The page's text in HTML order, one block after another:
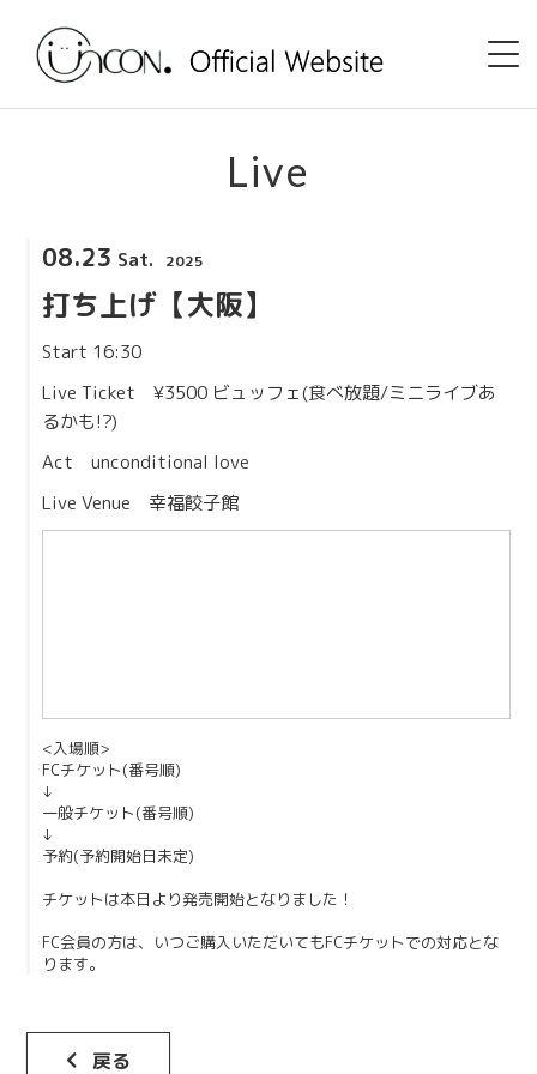
uncon. TV
Discography
Live
08.23 Sat. 2025
打ち上げ【大阪】
Start 16:30
Live Ticket ¥3500 ビュッフェ(食べ放題/ミニライブあ
るかも!?)
Act unconditional love
Live Venue 幸福餃子館
<入場順>
FCチケット(番号順)
↓
一般チケット(番号順)
↓
予約(予約開始日未定)
チケットは本日より発売開始となりました！
FC会員の方は、いつご購入いただいてもFCチケットでの対応とな
ります。
戻る